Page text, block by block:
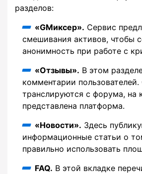
разделов:
«GМиксер». Сервис
смешивания активов, чтобы
анонимность при работе с
«Отзывы». В этом
комментарии пользователей.
транслируются с форума, на
представлена платформа.
«Новости». Здесь
информационные статьи о
правильно использовать
FAQ. В этой вкладке